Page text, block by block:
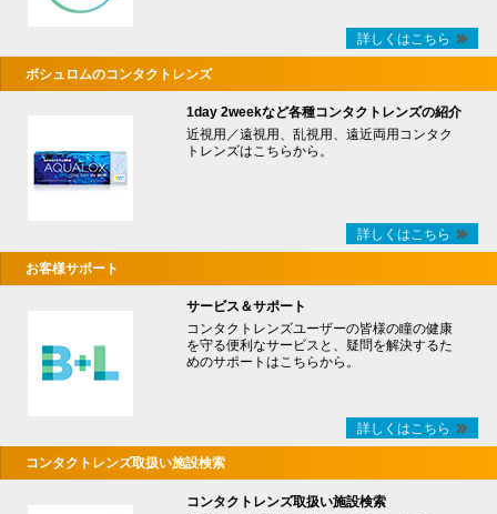
詳しくはこちら
ボシュロムのコンタクトレンズ
1day 2weekなど各種コンタクトレンズの紹介
近視用／遠視用、乱視用、遠近両用コンタク
トレンズはこちらから。
詳しくはこちら
お客様サポート
サービス＆サポート
コンタクトレンズユーザーの皆様の瞳の健康
を守る便利なサービスと、疑問を解決するた
めのサポートはこちらから。
詳しくはこちら
コンタクトレンズ取扱い施設検索
コンタクトレンズ取扱い施設検索